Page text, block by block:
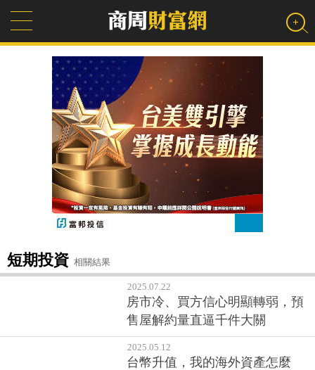
短期投資 相關結果
2025.07.22
房市冷、買方信心明顯轉弱，預
售屋解約量直逼千件大關
2025.05.12
台幣升值，我的海外資產怎麼